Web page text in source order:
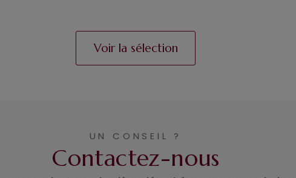
Voir la sélection
UN CONSEIL ?
Contactez-nous